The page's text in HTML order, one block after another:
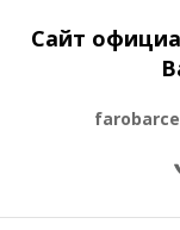
Сайт